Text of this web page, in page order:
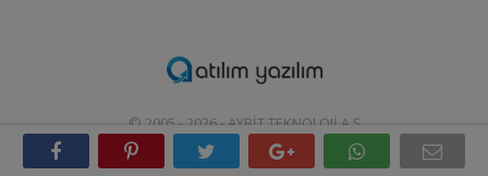
© 2005 - 2026 - AYBIT TEKNOLOJI A.Ş